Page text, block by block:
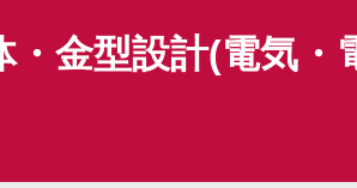
・金型設計(電気・